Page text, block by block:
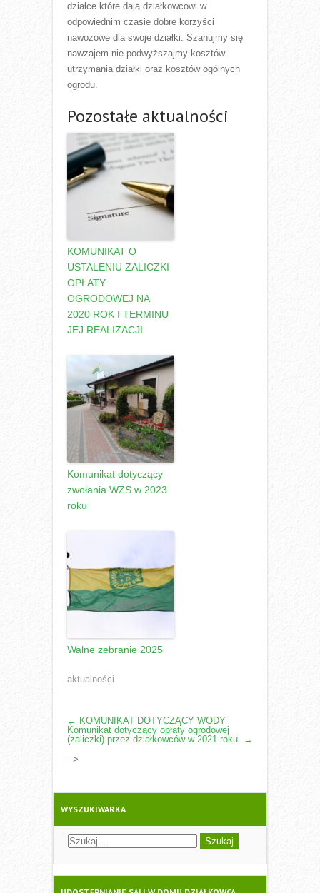
działce które dają działkowcowi w
odpowiednim czasie dobre korzyści
nawozowe dla swoje działki. Szanujmy się
nawzajem nie podwyższajmy kosztów
utrzymania działki oraz kosztów ogólnych
ogrodu.
Pozostałe aktualności
KOMUNIKAT O
USTALENIU ZALICZKI
OPŁATY
OGRODOWEJ NA
2020 ROK I TERMINU
JEJ REALIZACJI
Komunikat dotyczący
zwołania WZS w 2023
roku
Walne zebranie 2025
aktualności
POST
NAVIGATION
← KOMUNIKAT DOTYCZĄCY WODY
Komunikat dotyczący opłaty ogrodowej
(zaliczki) przez działkowców w 2021 roku. →
-->
WYSZUKIWARKA